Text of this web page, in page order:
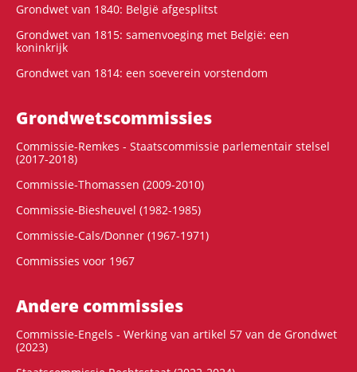
Grondwet van 1840: België afgesplitst
Grondwet van 1815: samenvoeging met België: een
koninkrijk
Grondwet van 1814: een soeverein vorstendom
Grondwets­commissies
Commissie-Remkes - Staatscommissie parlementair stelsel
(2017-2018)
Commissie-Thomassen (2009-2010)
Commissie-Biesheuvel (1982-1985)
Commissie-Cals/Donner (1967-1971)
Commissies voor 1967
Andere commissies
Commissie-Engels - Werking van artikel 57 van de Grondwet
(2023)